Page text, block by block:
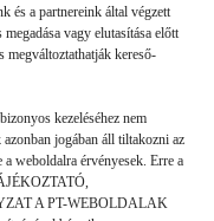
és a partnereink által végzett
vagy elutasítása előtt
megváltoztathatják kereső-
kezeléséhez nem
jogában áll tiltakozni az
weboldalra érvényesek. Erre a
A PT-WEBOLDALAK